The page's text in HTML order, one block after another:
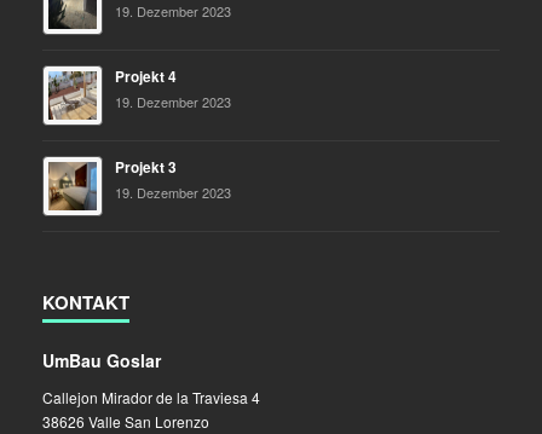
19. Dezember 2023
Projekt 4
19. Dezember 2023
Projekt 3
19. Dezember 2023
KONTAKT
UmBau Goslar
Callejon Mirador de la Traviesa 4
38626 Valle San Lorenzo